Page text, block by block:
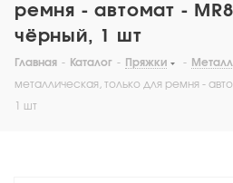
ремня - автомат -
чёрный, 1 шт
Главная - Каталог - Пряжки -
металлическая, только для ремня -
1 шт